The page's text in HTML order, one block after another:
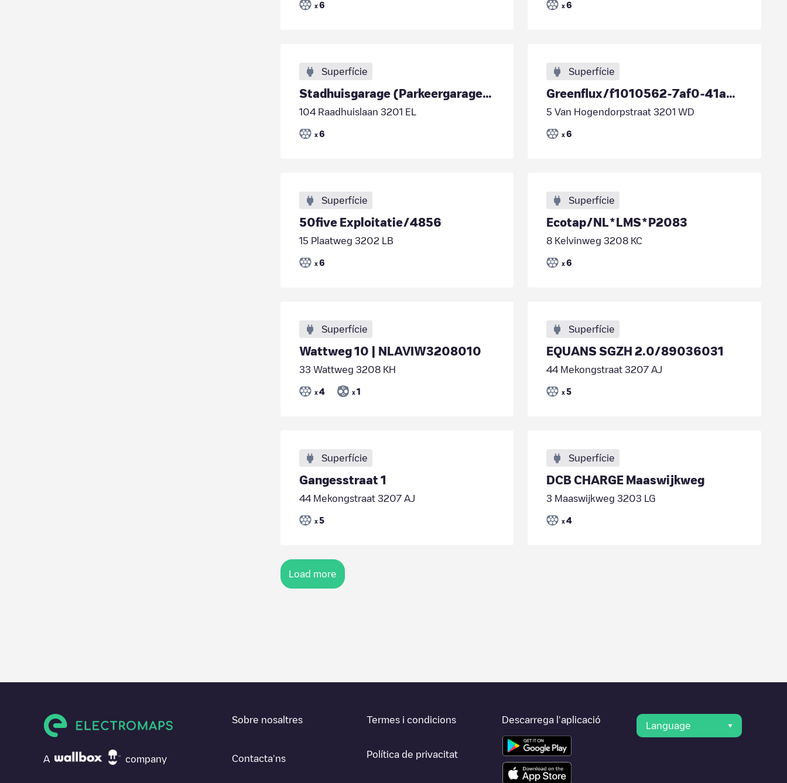
x 6 x 6
Superfície
Stadhuisgarage (Parkeergarages Nissewaard)
104 Raadhuislaan 3201 EL
x 6
Superfície
Greenflux/f1010562-7af0-41a3-93f4-678867fcebc8
5 Van Hogendorpstraat 3201 WD
x 6
Superfície
50five Exploitatie/4856
15 Plaatweg 3202 LB
x 6
Superfície
Ecotap/NL*LMS*P2083
8 Kelvinweg 3208 KC
x 6
Superfície
Wattweg 10 | NLAVIW3208010
33 Wattweg 3208 KH
x 4 x 1
Superfície
EQUANS SGZH 2.0/89036031
44 Mekongstraat 3207 AJ
x 5
Superfície
Gangesstraat 1
44 Mekongstraat 3207 AJ
x 5
Superfície
DCB CHARGE Maaswijkweg
3 Maaswijkweg 3203 LG
x 4
Load more
A company
Sobre nosaltres
Contacta'ns
Termes i condicions
Política de privacitat
Descarrega l'aplicació
Language